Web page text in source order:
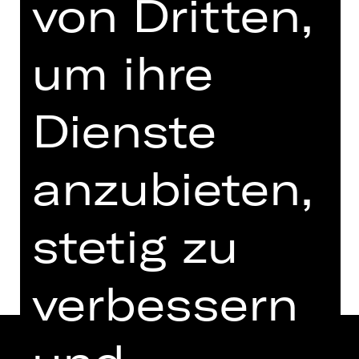
Freitag, 16.10.2026
Konzert
von Dritten,
um ihre
Dienste
anzubieten,
stetig zu
verbessern